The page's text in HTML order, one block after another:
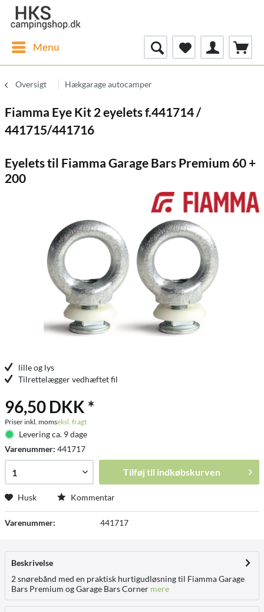
Menu
Oversigt Hækgarage autocamper
Fiamma Eye Kit 2 eyelets f.441714 /
441715/441716
Eyelets til Fiamma Garage Bars Premium 60 +
200
lille og lys
Tilrettelægger vedhæftet fil
96,50 DKK *
Priser inkl. momseksl. fragt
Levering ca. 9 dage
Varenummer: 441717
Tilføj til indkøbskurven
Husk Kommentar
Varenummer: 441717
Beskrivelse
2 snørebånd med en praktisk hurtigudløsning til Fiamma Garage
Bars Premium og Garage Bars Corner mere